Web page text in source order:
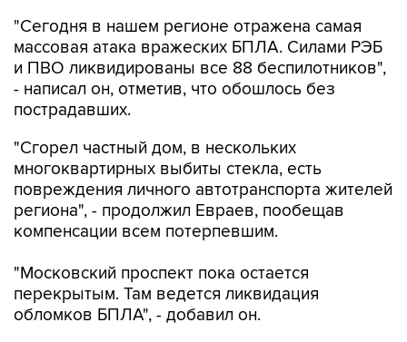
"Сегодня в нашем регионе отражена самая
массовая атака вражеских БПЛА. Силами РЭБ
и ПВО ликвидированы все 88 беспилотников",
- написал он, отметив, что обошлось без
пострадавших.
"Сгорел частный дом, в нескольких
многоквартирных выбиты стекла, есть
повреждения личного автотранспорта жителей
региона", - продолжил Евраев, пообещав
компенсации всем потерпевшим.
"Московский проспект пока остается
перекрытым. Там ведется ликвидация
обломков БПЛА", - добавил он.